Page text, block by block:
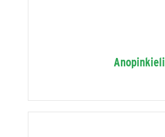
Anopinkieli